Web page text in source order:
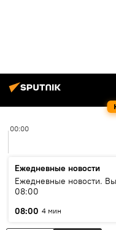
00:00
Ежедневные новости
Ежедневные новости.
08:00
08:00 4 мин